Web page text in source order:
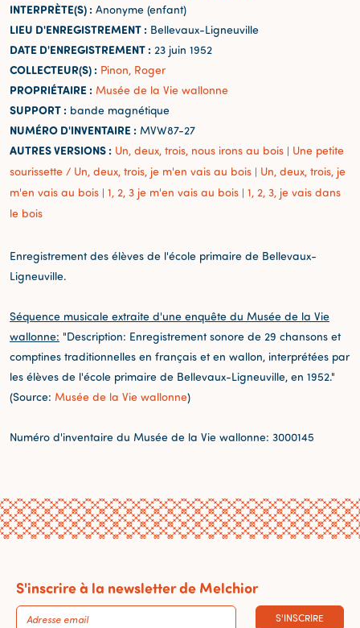
INTERPRÈTE(S) : Anonyme (enfant)
LIEU D'ENREGISTREMENT : Bellevaux-Ligneuville
DATE D'ENREGISTREMENT : 23 juin 1952
COLLECTEUR(S) : Pinon, Roger
PROPRIÉTAIRE : Musée de la Vie wallonne
SUPPORT : bande magnétique
NUMÉRO D'INVENTAIRE : MVW87-27
AUTRES VERSIONS : Un, deux, trois, nous irons au bois | Une petite
sourissette / Un, deux, trois, je m'en vais au bois | Un, deux, trois, je
m'en vais au bois | 1, 2, 3 je m'en vais au bois | 1, 2, 3, je vais dans
le bois
Enregistrement des élèves de l'école primaire de Bellevaux-
Ligneuville.
Séquence musicale extraite d'une enquête du Musée de la Vie
wallonne: "Description: Enregistrement sonore de 29 chansons et
comptines traditionnelles en français et en wallon, interprétées par
les élèves de l'école primaire de Bellevaux-Ligneuville, en 1952."
(Source: Musée de la Vie wallonne)
Numéro d'inventaire du Musée de la Vie wallonne: 3000145
S'inscrire à la newsletter de Melchior
S'INSCRIRE